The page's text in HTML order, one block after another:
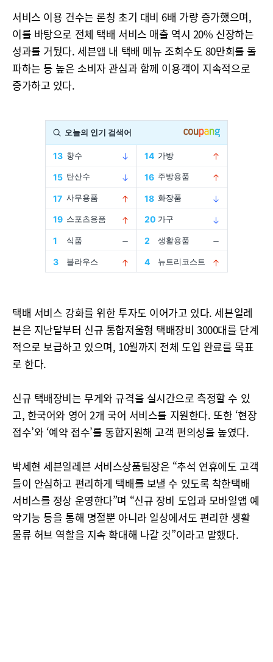
서비스 이용 건수는 론칭 초기 대비 6배 가량 증가했으며,
이를 바탕으로 전체 택배 서비스 매출 역시 20% 신장하는
성과를 거뒀다. 세븐앱 내 택배 메뉴 조회수도 80만회를 돌
파하는 등 높은 소비자 관심과 함께 이용객이 지속적으로
증가하고 있다.
택배 서비스 강화를 위한 투자도 이어가고 있다. 세븐일레
븐은 지난달부터 신규 통합저울형 택배장비 3000대를 단계
적으로 보급하고 있으며, 10월까지 전체 도입 완료를 목표
로 한다.
신규 택배장비는 무게와 규격을 실시간으로 측정할 수 있
고, 한국어와 영어 2개 국어 서비스를 지원한다. 또한 ‘현장
접수’와 ‘예약 접수’를 통합지원해 고객 편의성을 높였다.
박세현 세븐일레븐 서비스상품팀장은 “추석 연휴에도 고객
들이 안심하고 편리하게 택배를 보낼 수 있도록 착한택배
서비스를 정상 운영한다”며 “신규 장비 도입과 모바일앱 예
약기능 등을 통해 명절뿐 아니라 일상에서도 편리한 생활
물류 허브 역할을 지속 확대해 나갈 것”이라고 말했다.